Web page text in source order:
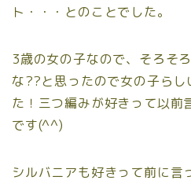
ト・・・とのことでした。
3歳の女の子なので、そろそ
な??と思ったので女の子ら
た！三つ編みが好きって以前
です(^^)
シルバニアも好きって前に言